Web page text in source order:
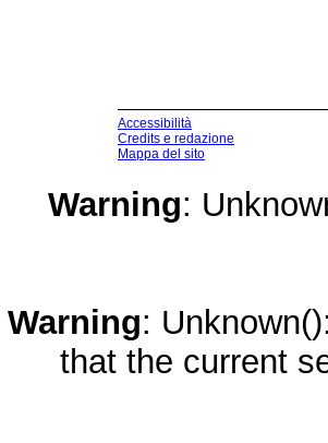
Accessibilità
Credits e redazione
Mappa del sito
Warning:
Warning:
that the current